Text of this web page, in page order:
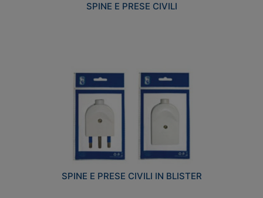
SPINE E PRESE CIVILI
SPINE E PRESE CIVILI IN BLISTER